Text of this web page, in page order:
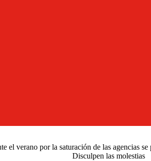
el verano por la saturación de las agencias
Disculpen las molestias